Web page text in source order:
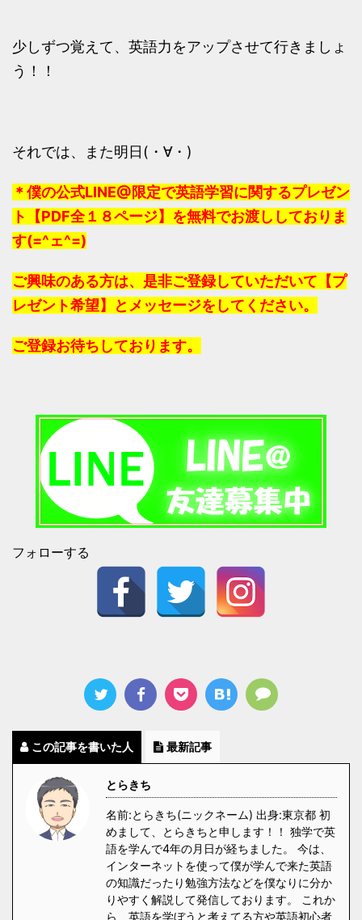
少しずつ覚えて、英語力をアップさせて行きましょ
う！！
それでは、また明日(・∀・)
＊僕の公式LINE@限定で英語学習に関するプレゼン
ト【PDF全１８ページ】を無料でお渡ししておりま
す(=^ェ^=)
ご興味のある方は、是非ご登録していただいて【プ
レゼント希望】とメッセージをしてください。
ご登録お待ちしております。
フォローする
この記事を書いた人 最新記事
とらきち
名前:とらきち(ニックネーム) 出身:東京都 初
めまして、とらきちと申します！！ 独学で英
語を学んで4年の月日が経ちました。 今は、
インターネットを使って僕が学んで来た英語
の知識だったり勉強方法などを僕なりに分か
りやすく解説して発信しております。 これか
ら、英語を学ぼうと考えてる方や英語初心者